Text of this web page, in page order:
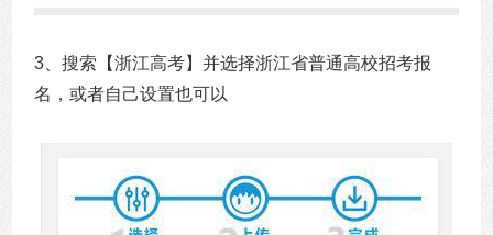
3、搜索【浙江高考】并选择浙江省普通高校招考报
名，或者自己设置也可以